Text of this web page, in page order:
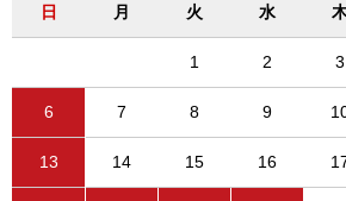
日 月 火 水
1 2 3
6 7 8 9
13 14 15 16